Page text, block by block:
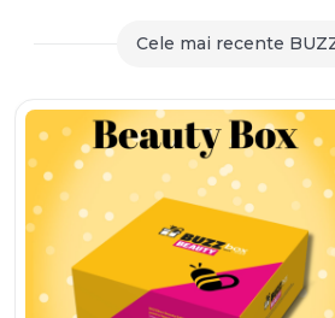
290,00 lei.
79,90 lei.
Cele mai recente